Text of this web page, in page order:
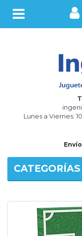
Lunes a Viernes:
Menú
CATEGORÍAS